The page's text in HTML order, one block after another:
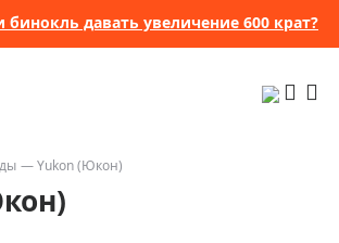
давать увеличение 600 крат?
Yukon (Юкон)